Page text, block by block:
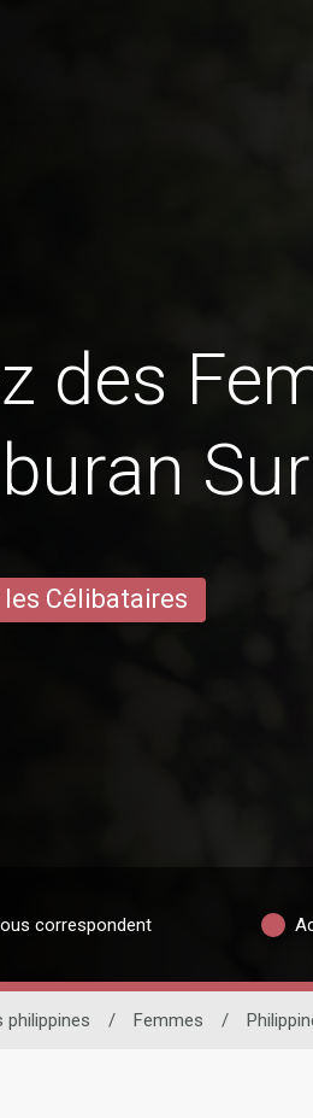
des
Sur
les Célibataires
correspondent
philippines / Femmes /